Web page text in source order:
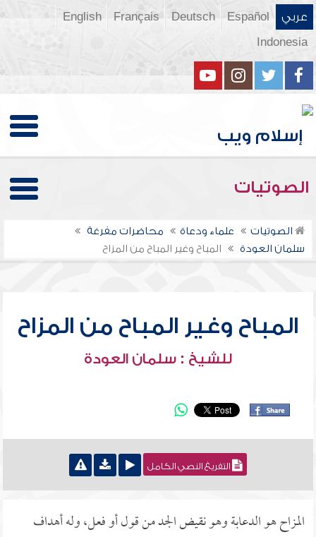
عربي Español
Deutsch
Français
English
Indonesia
الصوتيات
الصوتيات علماء ودعاة
محاضرات مفرغة
سلمان العودة
المباح وغير المباح من المزاح
المباح وغير المباح من المزاح
للشيخ : سلمان العودة
التفريغ النصي الكامل
المزاح هو الدعابة وهو نقيض الجد من قول أو فعل، وله أهداف